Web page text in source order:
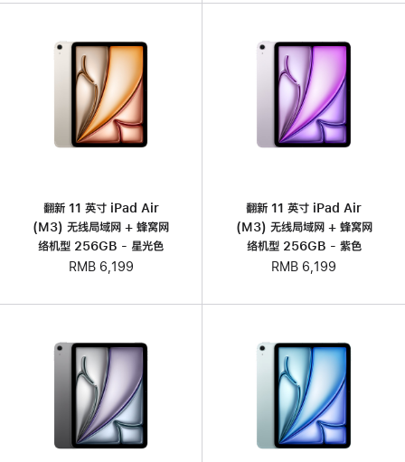
翻新 11 英寸 iPad Air
(M3) 无线局域网 + 蜂窝网
络机型 256GB - 星光色
RMB 6,199
翻新 11 英寸 iPad Air
(M3) 无线局域网 + 蜂窝网
络机型 256GB - 紫色
RMB 6,199